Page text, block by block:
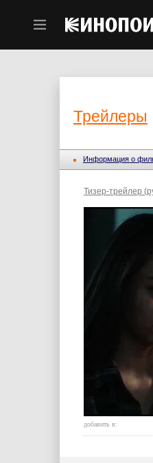
Трейлеры
Информация о
Тизер-трейлер
добавить в: